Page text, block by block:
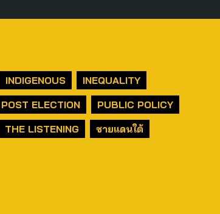
INDIGENOUS
INEQUALITY
POST ELECTION
PUBLIC POLICY
THE LISTENING
ชายแดนใต้